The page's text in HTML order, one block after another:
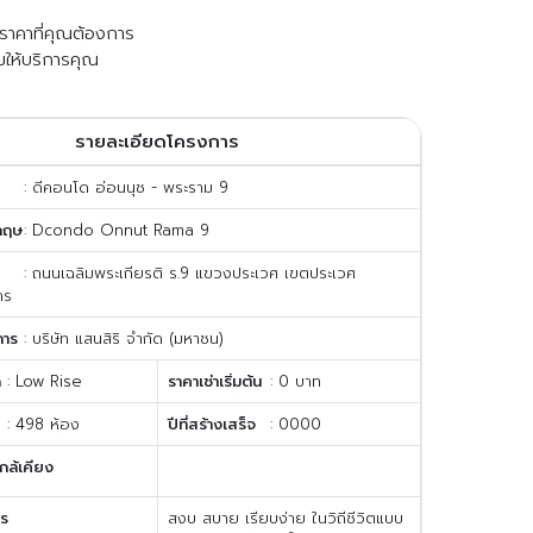
าคาที่คุณต้องการ
ห้บริการคุณ
รายละเอียดโครงการ
: ดีคอนโด อ่อนนุช - พระราม 9
ษ: Dcondo Onnut Rama 9
: ถนนเฉลิมพระเกียรติ ร.9 แขวงประเวศ เขตประเวศ
ร : บริษัท แสนสิริ จำกัด (มหาชน)
: Low Rise ราคาเช่าเริ่มต้น : 0 บาท
: 498 ห้อง ปีที่สร้างเสร็จ
: 0000
ล้เคียง
สงบ สบาย เรียบง่าย ในวิถีชีวิตแบบ